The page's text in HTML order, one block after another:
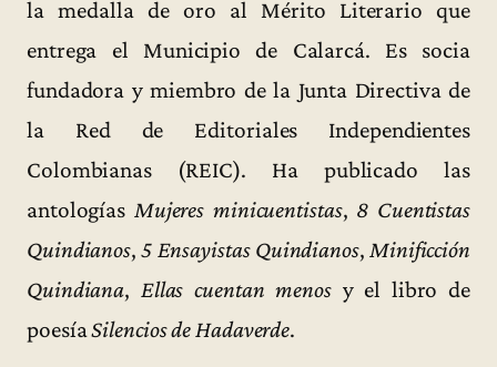
la medalla de oro al Mérito Literario que
entrega el Municipio de Calarcá. Es socia
fundadora y miembro de la Junta Directiva de
la Red de Editoriales Independientes
Colombianas (REIC). Ha publicado las
antologías Mujeres minicuentistas, 8 Cuentistas
Quindianos,5 Ensayistas Quindianos, Minificción
Quindiana, Ellas cuentan menosy el libro de
poesíaSilencios de Hadaverde.